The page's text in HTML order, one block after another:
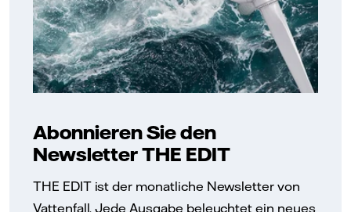
Abonnieren Sie den
Newsletter THE EDIT
THE EDIT ist der monatliche Newsletter von
Vattenfall. Jede Ausgabe beleuchtet ein neues